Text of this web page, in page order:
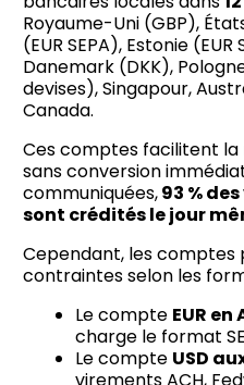
Royaume-Uni (GBP),
(EUR SEPA), Estonie
Danemark (DKK),
devises), Singapour,
Canada.
Ces comptes facilitent
sans conversion
communiquées,93 %
sont crédités le jour
Cependant, les comptes
contraintes selon les
Le compte EUR
charge le format
Le compte USD
virements ACH,